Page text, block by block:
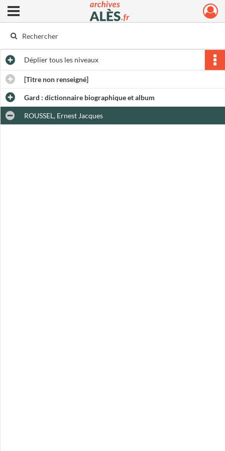
Archives municipales d'Alès
Ouvrir le menu déroulant
Dépliertous les niveaux
[Titre non renseigné]
Gard : dictionnaire biographique et album
ROUSSEL, Ernest Jacques